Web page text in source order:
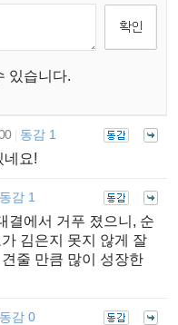
있습니다.
동감 1
네요!
동감 1
결에서 거푸 졌으니, 순
김은지 못지 않게 잘
줄 만큼 많이 성장한
동감 0